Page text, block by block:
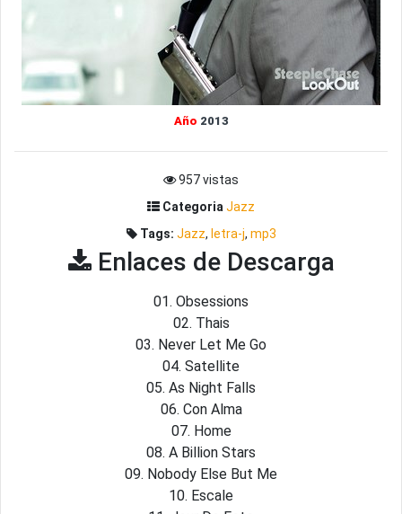
Año 2013
957 vistas
Categoria Jazz
Tags: Jazz, letra-j, mp3
Enlaces de Descarga
01. Obsessions
02. Thais
03. Never Let Me Go
04. Satellite
05. As Night Falls
06. Con Alma
07. Home
08. A Billion Stars
09. Nobody Else But Me
10. Escale